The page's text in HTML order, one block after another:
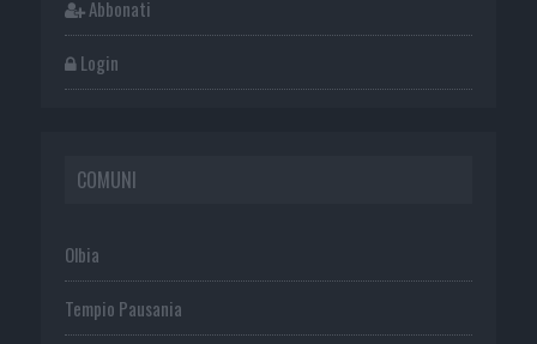
Abbonati
Login
COMUNI
Olbia
Tempio Pausania